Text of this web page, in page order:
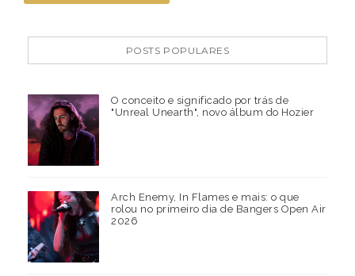
POSTS POPULARES
O conceito e significado por trás de
"Unreal Unearth", novo álbum do Hozier
Arch Enemy, In Flames e mais: o que
rolou no primeiro dia de Bangers Open Air
2026